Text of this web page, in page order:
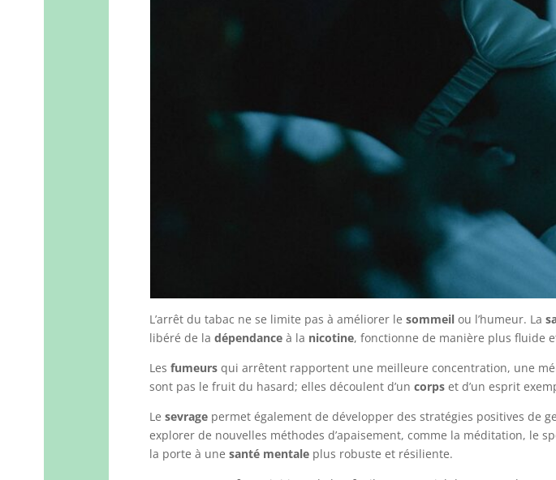
L’arrêt du tabac ne se limite pas à améliorer lesommeil ou l’humeur. La
libéré de ladépendance à la nicotine, fonctionne de manière plus fluide
Lesfumeurs qui arrêtent rapportent une meilleure concentration, une
sont pas le fruit du hasard; elles découlent d’uncorps et d’un esprit
Lesevrage permet également de développer des stratégies positives de
explorer de nouvelles méthodes d’apaisement, comme la méditation, le
la porte à unesanté mentale plus robuste et résiliente.